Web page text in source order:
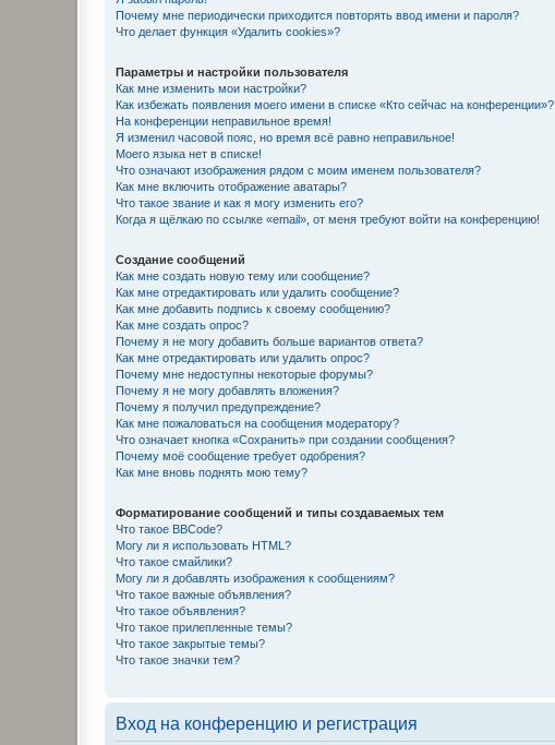
Почему мне периодически приходится повторять ввод имени и пароля?
Что делает функция «Удалить cookies»?
Параметры и настройки пользователя
Как мне изменить мои настройки?
Как избежать появления моего имени в списке «Кто сейчас на конференции»?
На конференции неправильное время!
Я изменил часовой пояс, но время всё равно неправильное!
Моего языка нет в списке!
Что означают изображения рядом с моим именем пользователя?
Как мне включить отображение аватары?
Что такое звание и как я могу изменить его?
Когда я щёлкаю по ссылке «email», от меня требуют войти на конференцию!
Создание сообщений
Как мне создать новую тему или сообщение?
Как мне отредактировать или удалить сообщение?
Как мне добавить подпись к своему сообщению?
Как мне создать опрос?
Почему я не могу добавить больше вариантов ответа?
Как мне отредактировать или удалить опрос?
Почему мне недоступны некоторые форумы?
Почему я не могу добавлять вложения?
Почему я получил предупреждение?
Как мне пожаловаться на сообщения модератору?
Что означает кнопка «Сохранить» при создании сообщения?
Почему моё сообщение требует одобрения?
Как мне вновь поднять мою тему?
Форматирование сообщений и типы создаваемых тем
Что такое BBCode?
Могу ли я использовать HTML?
Что такое смайлики?
Могу ли я добавлять изображения к сообщениям?
Что такое важные объявления?
Что такое объявления?
Что такое прилепленные темы?
Что такое закрытые темы?
Что такое значки тем?
Вход на конференцию и регистрация